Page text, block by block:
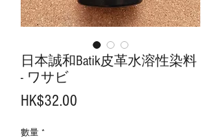
日本誠和Batik皮革水溶性染料
- ワサビ
HK$32.00
數量 *